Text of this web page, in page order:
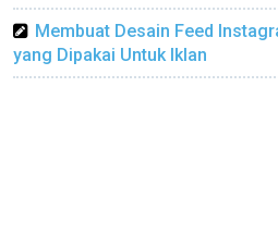
Membuat Desain Feed
yang Dipakai Untuk Iklan